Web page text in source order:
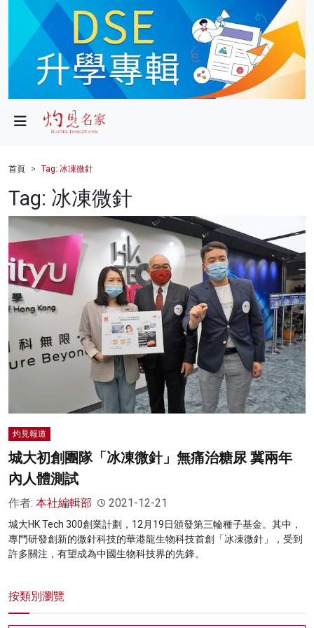
政局
財經
健康
商業
科技
影片
名家榜
灼見活動
首頁 Tag: 冰凍微針
Tag: 冰凍微針
灼見報道
城大初創團隊「冰凍微針」無痛治糖尿 冀兩年
內人體測試
作者: 本社編輯部 2021-12-21
城大HK Tech 300創業計劃，12月19日頒發第三輪種子基金。其中，
專門研發創新的微針科技的華港龍生物科技首創「冰凍微針」，受到
許多關注，有望成為中國生物科技界的先鋒。
按類別瀏覽